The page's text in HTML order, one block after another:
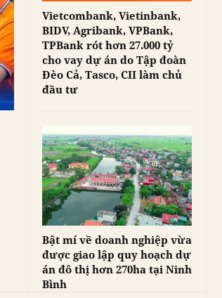
Vietcombank, Vietinbank,
BIDV, Agribank, VPBank,
TPBank rót hơn 27.000 tỷ
cho vay dự án do Tập đoàn
Đèo Cả, Tasco, CII làm chủ
đầu tư
Bật mí về doanh nghiệp vừa
được giao lập quy hoạch dự
án đô thị hơn 270ha tại Ninh
Bình